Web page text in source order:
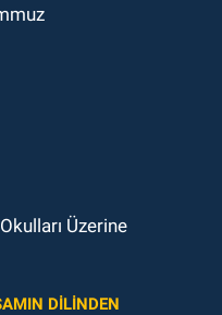
Üzerine
DILINDEN